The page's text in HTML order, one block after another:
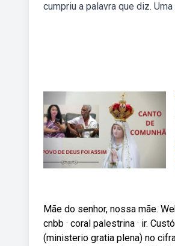
cumpriu a palavra que diz.
Mãe do senhor, nossa mãe.
cnbb · coral palestrina · ir.
(ministerio gratia plena) no